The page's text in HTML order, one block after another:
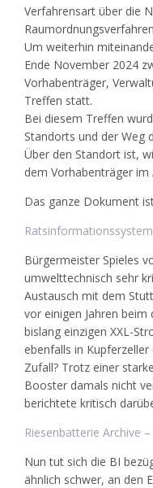
Verfahrensart über die
Um weiterhin
Ende November 2024
Vorhabenträger,
Treffen statt.
Bei diesem Treffen
Standorts und der Weg
Über den Standort ist,
dem Vorhabenträger im
Das ganze Dokument
Bürgermeister Spieles
umwelttechnisch sehr
Austausch mit dem
vor einigen Jahren
bislang einzigen XXL-
ebenfalls in
Zufall? Trotz einer
Booster damals nicht
berichtete kritisch
Riesenbatterie Archive –
Nun tut sich die BI
ähnlich schwer, an den